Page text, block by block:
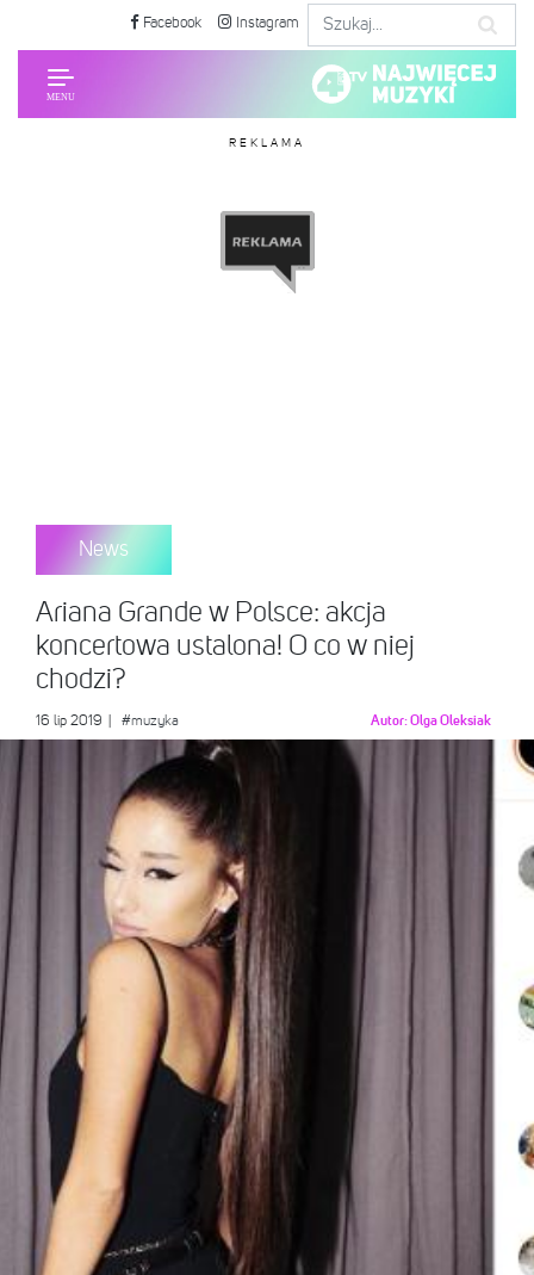
Facebook Instagram
REKLAMA
News
Ariana Grande w Polsce: akcja
koncertowa ustalona! O co w niej
chodzi?
16 lip 2019 #muzyka Autor:Olga Oleksiak